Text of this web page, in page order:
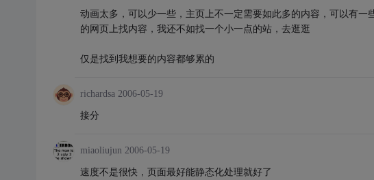
动画太多，可以少一些，主页上不一定需要如此多的内容，可以有
的网页上找内容，我还不如找一个小一点的站，去逛逛
仅是找到我想要的内容都够累的
richardsa 2006-05-19
接分
miaoliujun 2006-05-19
速度不是很快，页面最好能静态化处理就好了